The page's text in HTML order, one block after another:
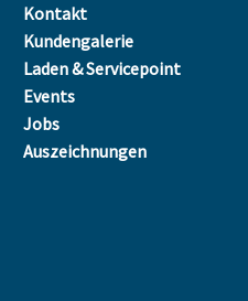
Kontakt
Kundengalerie
Laden & Servicepoint
Events
Jobs
Auszeichnungen